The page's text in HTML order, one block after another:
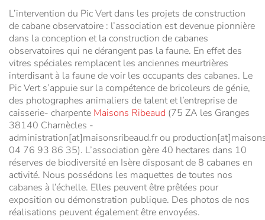
L’intervention du Pic Vert dans les projets de construction
de cabane observatoire : l’association est devenue pionnière
dans la conception et la construction de cabanes
observatoires qui ne dérangent pas la faune. En effet des
vitres spéciales remplacent les anciennes meurtrières
interdisant à la faune de voir les occupants des cabanes. Le
Pic Vert s’appuie sur la compétence de bricoleurs de génie,
des photographes animaliers de talent et l’entreprise de
caisserie- charpente Maisons Ribeaud (75 ZA les Granges
38140 Charnècles -
administration[at]maisonsribeaud.fr ou
04 76 93 86 35). L’association gère 40 hectares dans 10
réserves de biodiversité en Isère disposant de 8 cabanes en
activité. Nous possédons les maquettes de toutes nos
cabanes à l’échelle. Elles peuvent être prêtées pour
exposition ou démonstration publique. Des photos de nos
réalisations peuvent également être envoyées.